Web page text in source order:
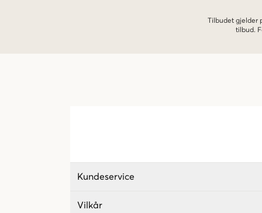
Tilbudet gjelder
tilbud.
Kundeservice
Vilkår